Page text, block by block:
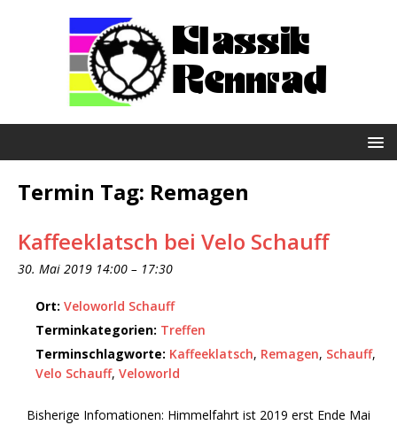
Termin Tag: Remagen
Kaffeeklatsch bei Velo Schauff
30. Mai 2019 14:00 – 17:30
Ort: Veloworld Schauff
Terminkategorien: Treffen
Terminschlagworte: Kaffeeklatsch, Remagen, Schauff,
Velo Schauff, Veloworld
Bisherige Infomationen: Himmelfahrt ist 2019 erst Ende Mai